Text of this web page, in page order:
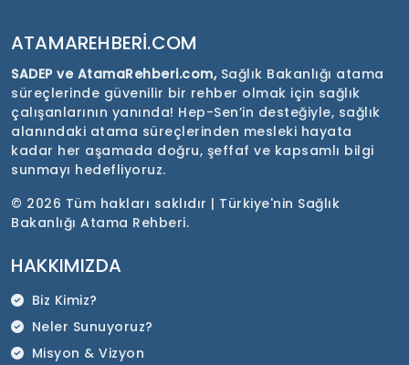
ATAMAREHBERI.COM
SADEP ve AtamaRehberi.com, Sağlık Bakanlığı atama
süreçlerinde güvenilir bir rehber olmak için sağlık
çalışanlarının yanında! Hep-Sen’in desteğiyle, sağlık
alanındaki atama süreçlerinden mesleki hayata
kadar her aşamada doğru, şeffaf ve kapsamlı bilgi
sunmayı hedefliyoruz.
© 2026 Tüm hakları saklıdır | Türkiye'nin Sağlık
Bakanlığı Atama Rehberi.
HAKKIMIZDA
Biz Kimiz?
Neler Sunuyoruz?
Misyon & Vizyon